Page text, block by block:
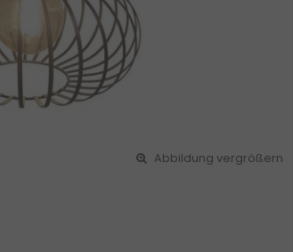
Abbildung vergrößern